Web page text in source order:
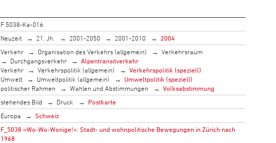
F 5038-Ka-016
Neuzeit 21. Jh. 2001-2050 2001-2010
2004
Verkehr Organisation des Verkehrs (allgemein)
Verkehrsraum
Durchgangsverkehr
Alpentransitverkehr
Verkehr
Verkehrspolitik (allgemein)
Verkehrspolitik (speziell)
Umwelt
Umweltpolitik (allgemein)
Umweltpolitik (speziell)
politischer Rahmen
Wahlen und Abstimmungen
Volksabstimmung
stehendes Bild Druck
Postkarte
Europa
Schweiz
F_5038 «Wo-Wo-Wonige!»: Stadt- und wohnpolitische Bewegungen in Zürich nach
1968